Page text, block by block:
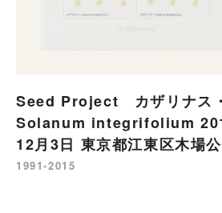
Seed Project カザリナス・
Solanum integrifolium
12月3日 東京都江東区木場
1991-2015